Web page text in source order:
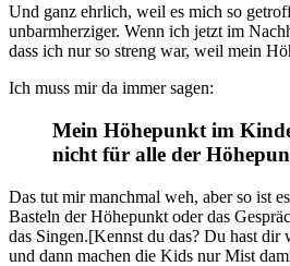
Und ganz ehrlich, weil es mich so
unbarmherziger. Wenn ich jetzt im
dass ich nur so streng war, weil mein
Ich muss mir da immer sagen:
Mein Höhepunkt im
nicht für alle der
Das tut mir manchmal weh, aber so ist
Basteln der Höhepunkt oder das
das Singen.[Kennst du das? Du hast dir
und dann machen die Kids nur Mist